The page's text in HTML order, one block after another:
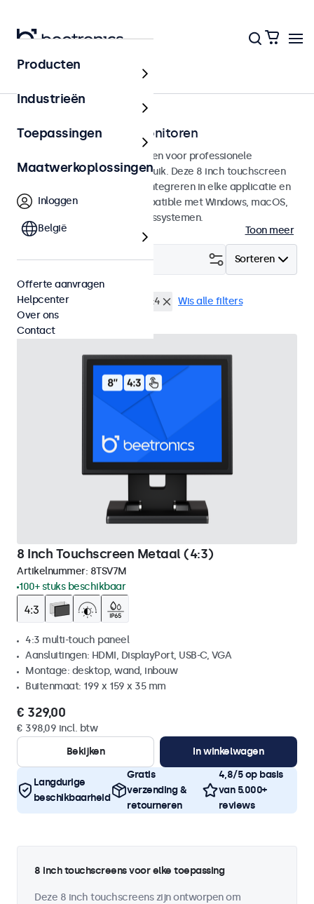
Touchscreens
8 inch touchscreen monitoren
8 inch touchscreens ontworpen voor professionele
toepassingen en continu gebruik. Deze 8 inch touchscreen
monitoren zijn eenvoudig te integreren in elke applicatie en
iedere omgeving en zijn compatible met Windows, macOS,
ChromeOS en Linux besturingssystemen.
Toon meer
Sorteren
Filter (1)
8 inch touchscreens 4:3 / 5:4 Wis alle filters
8 Inch Touchscreen Metaal (4:3)
Artikelnummer: 8TSV7M
100+ stuks beschikbaar
4:3 multi-touch paneel
Aansluitingen: HDMI, DisplayPort, USB-C, VGA
Montage: desktop, wand, inbouw
Buitenmaat: 199 x 159 x 35 mm
€ 329,00
€ 398,09 incl. btw
Bekijken
In winkelwagen
Langdurige
beschikbaarheid
Gratis
verzending &
retourneren
4,8/5 op basis
van 5.000+
reviews
8 inch touchscreens voor elke toepassing
Deze 8 inch touchscreens zijn ontworpen om
Producten
Industrieën
Toepassingen
Maatwerkoplossingen
Inloggen
België
Offerte aanvragen
Helpcenter
Over ons
Contact